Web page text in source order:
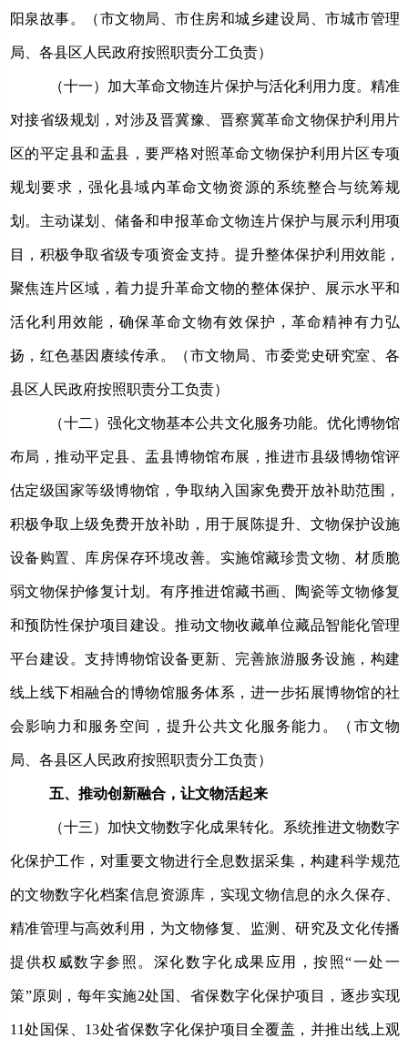
阳泉故事。（市文物局、市住房和城乡建设局、市城市管理
局、各县区人民政府按照职责分工负责）
（十一）加大革命文物连片保护与活化利用力度。 精准
对接省级规划，对涉及晋冀豫、晋察冀革命文物保护利用片
区的平定县和盂县，要严格对照革命文物保护利用片区专项
规划要求，强化县域内革命文物资源的系统整合与统筹规
划。主动谋划、储备和申报革命文物连片保护与展示利用项
目， 积极争取省级专项资金支持。提升整体保护利用效能，
聚焦连片区域，着力提升革命文物的整体保护、展示水平和
活化利用效能，确保革命文物有效保护，革命精神有力弘
扬，红色基因赓续传承。（市文物局、市委党史研究室、各
县区人民政府按照职责分工负责）
（十二）强化文物基本公共文化服务功能。 优化博物馆
布局 ，推动平定县、盂县博物馆布展 ，推进市县级博物馆评
估定级国家等级博物馆，争取纳入国家免费开放补助范围，
积极争取上级免费开放补助，用于展陈提升、文物保护设施
设备购置、库房保存环境改善。 实施馆藏珍贵文物、材质脆
弱文物保护修复计划 。 有序推进馆藏书画、陶瓷等文物修复
和预防性保护项目建设。推动文物收藏单位藏品智能化管理
平台建设。支持博物馆设备更新、完善旅游服务设施，构建
线上线下相融合的博物馆服务体系，进一步拓展博物馆的社
会影响力和服务空间，提升公共文化服务能力。（市文物
局、各县区人民政府按照职责分工负责）
五、推动创新融合，让文物活起来
（十三）加快文物数字化成果转化。 系统推进文物数字
化保护工作，对重要文物进行全息数据采集，构建科学规范
的文物数字化档案信息资源库，实现文物信息的永久保存、
精准管理与高效利用，为文物修复、监测、研究及文化传播
提供权威数字参照。深化数字化成果应用，按照“一处一
策”原则，每年实施2处国、省保数字化保护项目，逐步实现
11处国保、13处省保数字化保护项目全覆盖，并推出线上观